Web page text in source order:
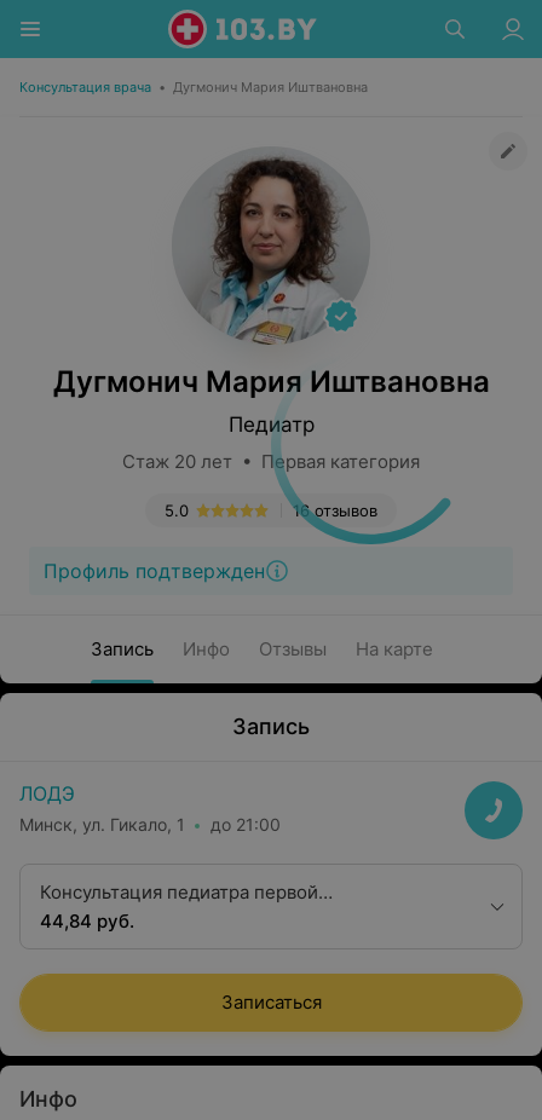
Консультация врача • Дугмонич Мария Иштвановна
Дугмонич Мария Иштвановна
Педиатр
Стаж 20 лет • Первая категория
16 отзывов
5.0
Профиль подтвержден
Запись Инфо Отзывы На карте
Запись
ЛОДЭ
Минск, ул. Гикало, 1 до 21:00
Консультация педиатра первой
квалификационной категории
44,84 руб.
Записаться
Инфо